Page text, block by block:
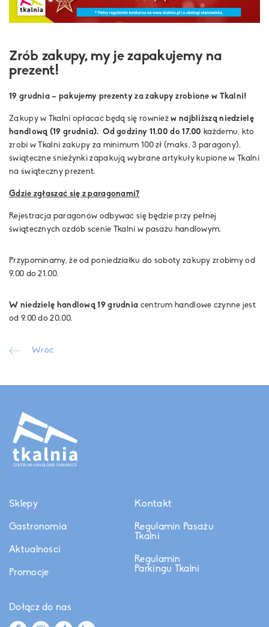
Zrób zakupy, my je zapakujemy na
prezent!
19 grudnia – pakujemy prezenty za zakupy zrobione w Tkalni!
Zakupy w Tkalni opłacać będą się równieżw najbliższą niedzielę
handlową (19 grudnia). Od godziny 11.00 do 17.00 każdemu, kto
zrobi w Tkalni zakupy za minimum 100 zł (maks. 3 paragony),
świąteczne śnieżynki zapakują wybrane artykuły kupione w Tkalni
na świąteczny prezent.
Gdzie zgłaszać się z paragonami?
Rejestracja paragonów odbywać się będzie przy pełnej
świątecznych ozdób scenie Tkalni w pasażu handlowym.
Przypominamy, że od poniedziałku do soboty zakupy zrobimy od
9.00 do 21.00.
W niedzielę handlową 19 grudnia centrum handlowe czynne jest
od 9.00 do 20.00.
Wróć
Sklepy
Gastronomia
Aktualności
Promocje
Kontakt
Regulamin Pasażu
Tkalni
Regulamin
Parkingu Tkalni
Dołącz do nas